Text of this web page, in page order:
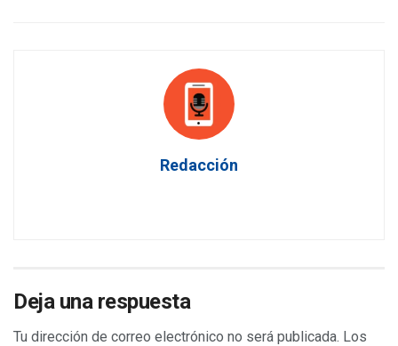
Redacción
Deja una respuesta
Tu dirección de correo electrónico no será publicada. Los